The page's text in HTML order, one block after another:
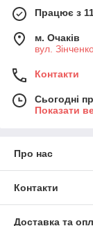
Працює з
м. Очаків
вул.
Контакти
Сьогодні
Показати
Про нас
Контакти
Доставка та